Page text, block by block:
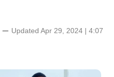
⚊ Updated Apr 29, 2024 | 4:07